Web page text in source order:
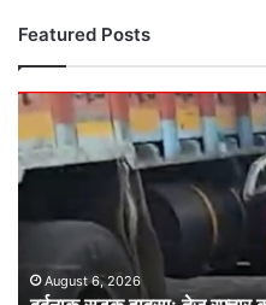
Featured Posts
दर्दनाक
हादसा:
तेज
कार
ट्रकAugust 6, 2026